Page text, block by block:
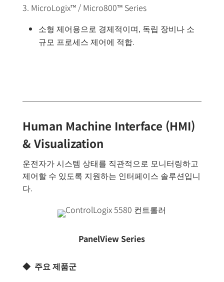
3. MicroLogix™ / Micro800™ Series
소형 제어용으로 경제적이며, 독립 장비나 소
규모 프로세스 제어에 적합.
Human Machine Interface (HMI)
& Visualization
운전자가 시스템 상태를 직관적으로 모니터링하고
제어할 수 있도록 지원하는 인터페이스 솔루션입니
다.
PanelView Series
◆ 주요 제품군